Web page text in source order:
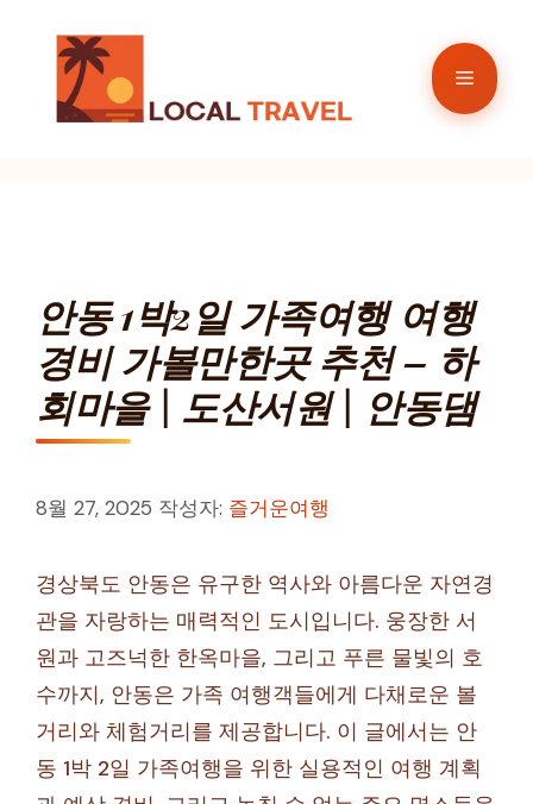
메
안동 1박2일 가족여행 여행
경비 가볼만한곳 추천 – 하
회마을 | 도산서원 | 안동댐
8월 27, 2025 작성자: 즐거운여행
경상북도 안동은 유구한 역사와 아름다운 자연경
관을 자랑하는 매력적인 도시입니다. 웅장한 서
원과 고즈넉한 한옥마을, 그리고 푸른 물빛의 호
수까지, 안동은 가족 여행객들에게 다채로운 볼
거리와 체험거리를 제공합니다. 이 글에서는 안
동 1박 2일 가족여행을 위한 실용적인 여행 계획